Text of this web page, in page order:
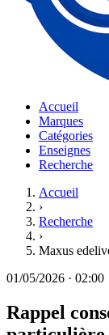
Accueil
Marques
Catégories
Enseignes
Recherche
Accueil
›
Recherche
›
Maxus
01/05/2026 · 02:00
Rappel